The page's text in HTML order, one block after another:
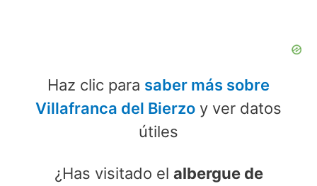
Haz clic para saber más sobre
Villafranca del Bierzo y ver datos
útiles
¿Has visitado el albergue de